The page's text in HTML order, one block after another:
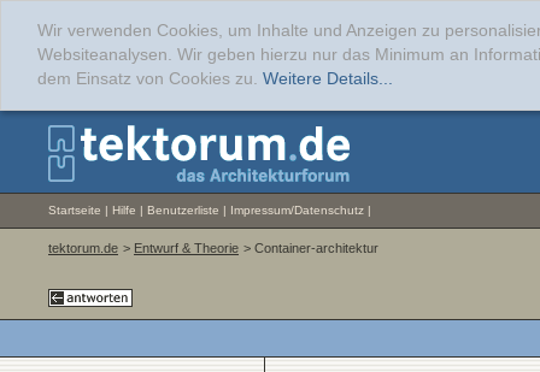
Wir verwenden Cookies, um Inhalte und Anzeigen zu
Websiteanalysen. Wir geben hierzu nur das Minimum an
dem Einsatz von Cookies zu. Weitere Details...
Startseite | Hilfe | Benutzerliste | Impressum/Datenschutz |
tektorum.de > Entwurf & Theorie > Container-architektur